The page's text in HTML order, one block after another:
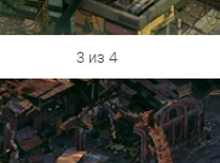
3 из 4